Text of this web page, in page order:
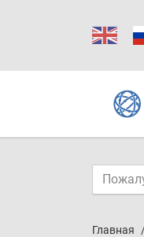
Главная